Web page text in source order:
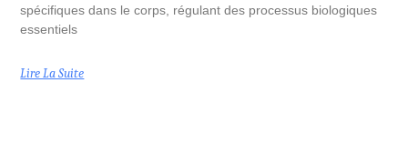
spécifiques dans le corps, régulant des processus biologiques
essentiels
Lire La Suite